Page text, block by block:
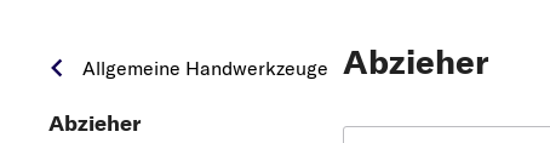
Allgemeine Handwerkzeuge
Abzieher
Abzieher